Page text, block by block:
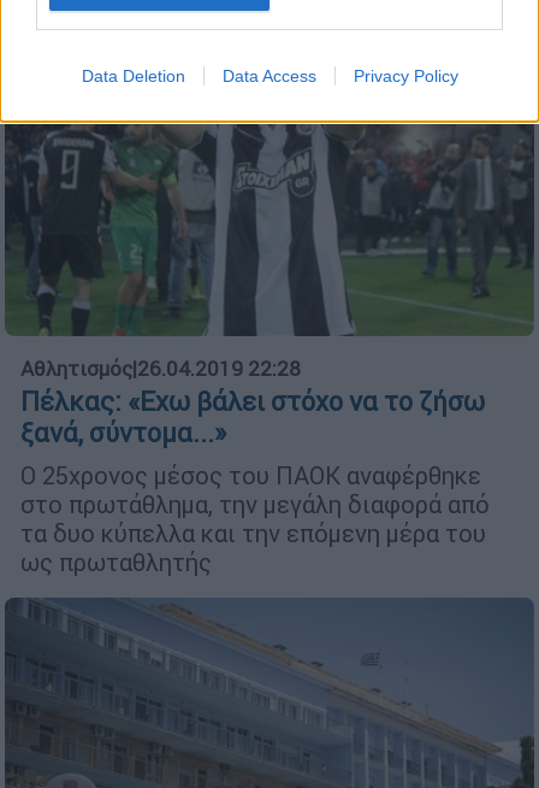
Data Deletion Data Access Privacy Policy
Αθλητισμός|26.04.2019 22:28
Πέλκας: «Εχω βάλει στόχο να το ζήσω
ξανά, σύντομα...»
Ο 25χρονος μέσος του ΠΑΟΚ αναφέρθηκε
στο πρωτάθλημα, την μεγάλη διαφορά από
τα δυο κύπελλα και την επόμενη μέρα του
ως πρωταθλητής